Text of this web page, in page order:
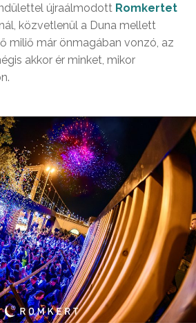
újraálmodott Romkertet
közvetlenül a Duna mellett
miliő már önmagában vonzó, az
akkor ér minket, mikor